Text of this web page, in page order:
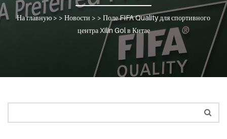
На главную > > Новости > > Поле FIFA Quality для спортивного
центра Xilin Gol в Китае